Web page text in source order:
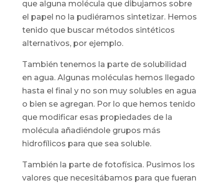
que alguna molécula que dibujamos sobre
el papel no la pudiéramos sintetizar. Hemos
tenido que buscar métodos sintéticos
alternativos, por ejemplo.
También tenemos la parte de solubilidad
en agua. Algunas moléculas hemos llegado
hasta el final y no son muy solubles en agua
o bien se agregan. Por lo que hemos tenido
que modificar esas propiedades de la
molécula añadiéndole grupos más
hidrofílicos para que sea soluble.
También la parte de fotofísica. Pusimos los
valores que necesitábamos para que fueran